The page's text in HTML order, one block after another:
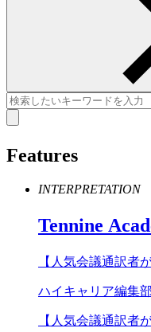
Features
INTERPRETATION
Tennine
【人気会議通訳者
ハイキャリア編集部
【人気会議通訳者